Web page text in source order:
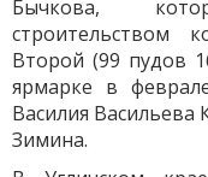
Бычкова,
строительством
Второй (99 пудов
ярмарке в
Василия
Зимина.